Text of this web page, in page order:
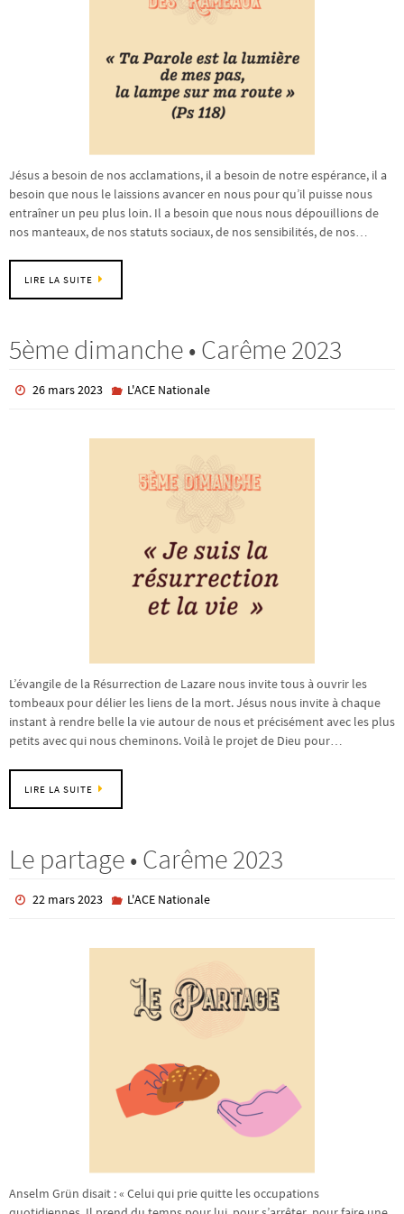
Jésus a besoin de nos acclamations, il a besoin de notre espérance, il a
besoin que nous le laissions avancer en nous pour qu’il puisse nous
entraîner un peu plus loin. Il a besoin que nous nous dépouillions de
nos manteaux, de nos statuts sociaux, de nos sensibilités, de nos…
LIRE LA SUITE
5ème dimanche • Carême 2023
26 mars 2023 L'ACE Nationale
L’évangile de la Résurrection de Lazare nous invite tous à ouvrir les
tombeaux pour délier les liens de la mort. Jésus nous invite à chaque
instant à rendre belle la vie autour de nous et précisément avec les plus
petits avec qui nous cheminons. Voilà le projet de Dieu pour…
LIRE LA SUITE
Le partage • Carême 2023
22 mars 2023 L'ACE Nationale
Anselm Grün disait : « Celui qui prie quitte les occupations